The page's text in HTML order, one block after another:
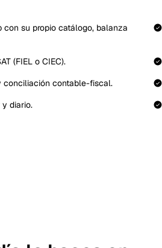
su propio catálogo, balanza
(FIEL o CIEC).
conciliación contable-fiscal.
diario.